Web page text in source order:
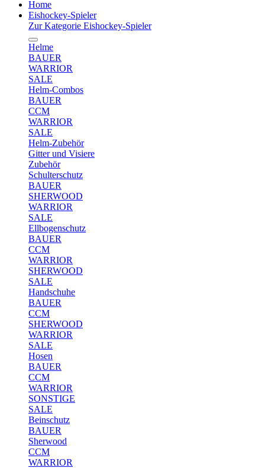
Home
Eishockey-Spieler
Zur Kategorie Eishockey-Spieler
Helme
BAUER
WARRIOR
SALE
Helm-Combos
BAUER
CCM
WARRIOR
SALE
Helm-Zubehör
Gitter und Visiere
Zubehör
Schulterschutz
BAUER
SHERWOOD
WARRIOR
SALE
Ellbogenschutz
BAUER
CCM
WARRIOR
SHERWOOD
SALE
Handschuhe
BAUER
CCM
SHERWOOD
WARRIOR
SALE
Hosen
BAUER
CCM
WARRIOR
SONSTIGE
SALE
Beinschutz
BAUER
Sherwood
CCM
WARRIOR